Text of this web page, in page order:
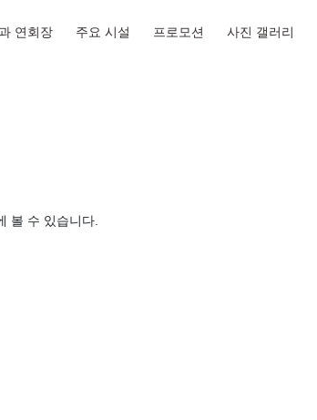
연회장 주요 시설 프로모션 사진 갤러리
볼 수 있습니다.